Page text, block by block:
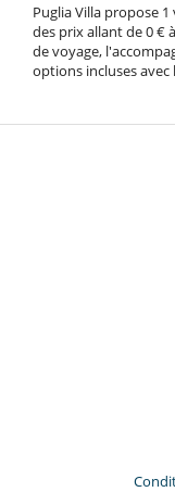
Puglia Villa propose
des prix allant de 0 €
de voyage,
options incluses avec